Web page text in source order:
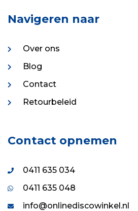
Navigeren naar
Over ons
Blog
Contact
Retourbeleid
Contact opnemen
0411 635 034
0411 635 048
info@onlinediscowinkel.nl